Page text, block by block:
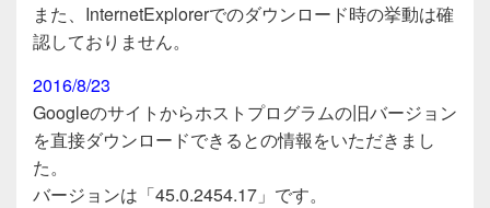
また、InternetExplorerでのダウンロード時の挙動は確
認しておりません。
2016/8/23
Googleのサイトからホストプログラムの旧バージョン
を直接ダウンロードできるとの情報をいただきまし
た。
バージョンは「45.0.2454.17」です。